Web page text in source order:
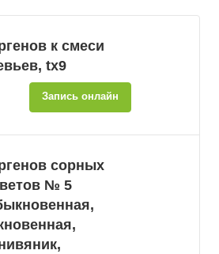
к смеси
tx9
Запись онлайн
сорных
№ 5